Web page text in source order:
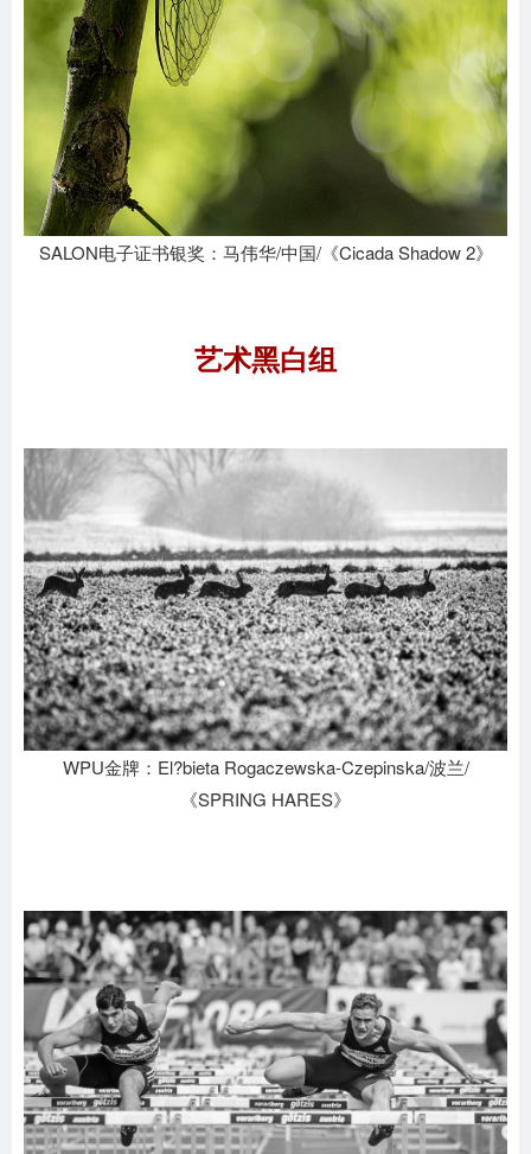
SALON电子证书银奖：马伟华/中国/《Cicada Shadow 2》
艺术黑白组
WPU金牌：El?bieta Rogaczewska-Czepinska/波兰/
《SPRING HARES》